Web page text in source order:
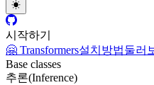
시작하기
🤗 Transformers설치방법둘러
Base classes
추론(Inference)